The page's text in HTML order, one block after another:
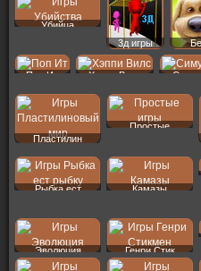
Убийца
3д игры
Поп Ит Хэппи Вилс
Пластилин
Простые
Рыбка ест Камазы
Эволюция Генри Стик